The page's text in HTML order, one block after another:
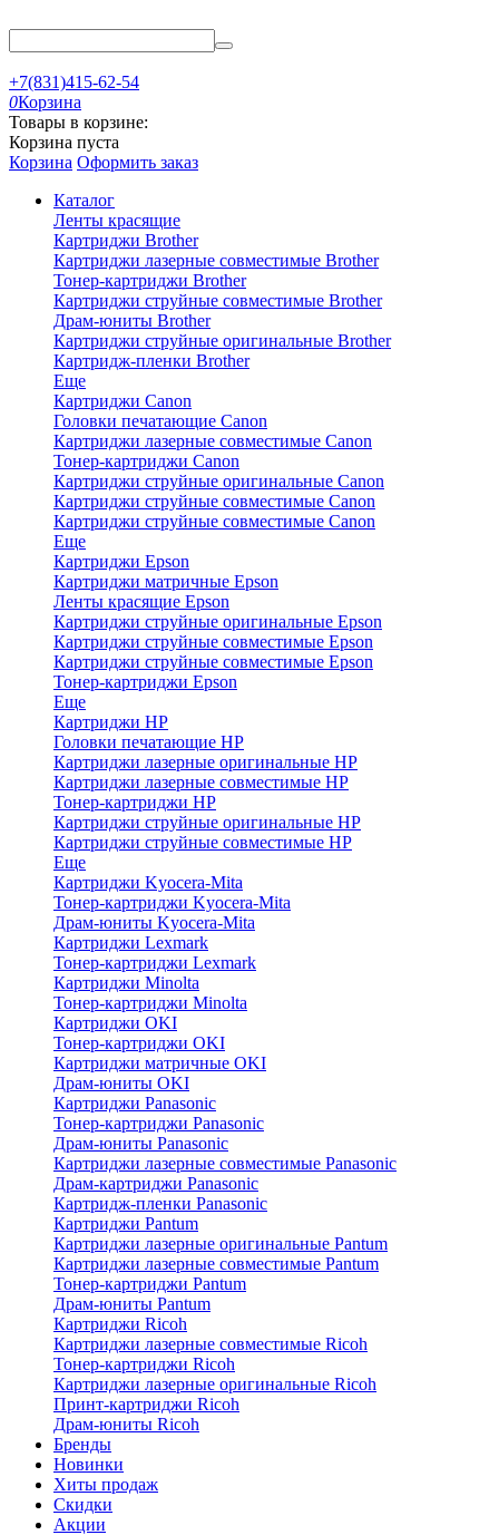
+7(831)415-62-54
0Корзина
Товары в корзине:
Корзина пуста
Корзина Оформить заказ
Каталог
Ленты красящие
Картриджи Brother
Картриджи лазерные совместимые Brother
Тонер-картриджи Brother
Картриджи струйные совместимые Brother
Драм-юниты Brother
Картриджи струйные оригинальные Brother
Картридж-пленки Brother
Еще
Картриджи Canon
Головки печатающие Canon
Картриджи лазерные совместимые Canon
Тонер-картриджи Canon
Картриджи струйные оригинальные Canon
Картриджи струйные совместимые Canon
Картриджи струйные совместимые Canon
Еще
Картриджи Epson
Картриджи матричные Epson
Ленты красящие Epson
Картриджи струйные оригинальные Epson
Картриджи струйные совместимые Epson
Картриджи струйные совместимые Epson
Тонер-картриджи Epson
Еще
Картриджи HP
Головки печатающие HP
Картриджи лазерные оригинальные HP
Картриджи лазерные совместимые HP
Тонер-картриджи HP
Картриджи струйные оригинальные HP
Картриджи струйные совместимые HP
Еще
Картриджи Kyocera-Mita
Тонер-картриджи Kyocera-Mita
Драм-юниты Kyocera-Mita
Картриджи Lexmark
Тонер-картриджи Lexmark
Картриджи Minolta
Тонер-картриджи Minolta
Картриджи OKI
Тонер-картриджи OKI
Картриджи матричные OKI
Драм-юниты OKI
Картриджи Panasonic
Тонер-картриджи Panasonic
Драм-юниты Panasonic
Картриджи лазерные совместимые Panasonic
Драм-картриджи Panasonic
Картридж-пленки Panasonic
Картриджи Pantum
Картриджи лазерные оригинальные Pantum
Картриджи лазерные совместимые Pantum
Тонер-картриджи Pantum
Драм-юниты Pantum
Картриджи Ricoh
Картриджи лазерные совместимые Ricoh
Тонер-картриджи Ricoh
Картриджи лазерные оригинальные Ricoh
Принт-картриджи Ricoh
Драм-юниты Ricoh
Бренды
Новинки
Хиты продаж
Скидки
Акции